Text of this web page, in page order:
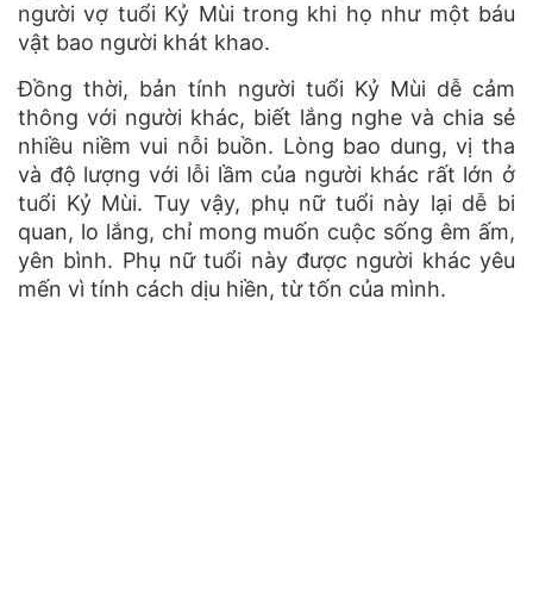
người vợ tuổi Kỷ Mùi trong khi họ như một báu
vật bao người khát khao.
Đồng thời, bản tính người tuổi Kỷ Mùi dễ cảm
thông với người khác, biết lắng nghe và chia sẻ
nhiều niềm vui nỗi buồn. Lòng bao dung, vị tha
và độ lượng với lỗi lầm của người khác rất lớn ở
tuổi Kỷ Mùi. Tuy vậy, phụ nữ tuổi này lại dễ bi
quan, lo lắng, chỉ mong muốn cuộc sống êm ấm,
yên bình. Phụ nữ tuổi này được người khác yêu
mến vì tính cách dịu hiền, từ tốn của mình.